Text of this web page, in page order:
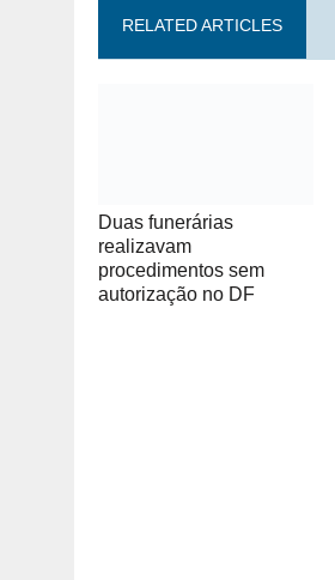
RELATED ARTICLES
Duas funerárias
realizavam
procedimentos sem
autorização no DF